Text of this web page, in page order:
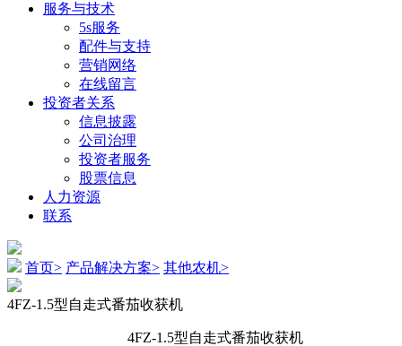
服务与技术
5s服务
配件与支持
营销网络
在线留言
投资者关系
信息披露
公司治理
投资者服务
股票信息
人力资源
联系
首页> 产品解决方案> 其他农机>
4FZ-1.5型自走式番茄收获机
4FZ-1.5型自走式番茄收获机